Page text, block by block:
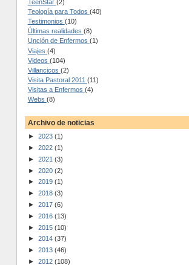
TeenStar (2)
Teología para Todos (40)
Testimonios (10)
Últimas realidades (8)
Unción de Enfermos (1)
Viajes (4)
Videos (104)
Villancicos (2)
Visita Pastoral 2011 (11)
Visitas a Enfermos (4)
Webs (8)
Archivo de noticias
► 2023 (1)
► 2022 (1)
► 2021 (3)
► 2020 (2)
► 2019 (1)
► 2018 (3)
► 2017 (6)
► 2016 (13)
► 2015 (10)
► 2014 (37)
► 2013 (46)
► 2012 (108)